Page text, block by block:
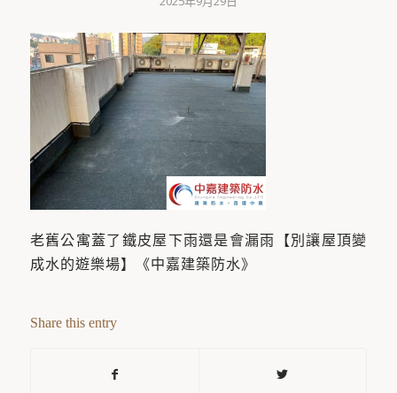
老舊公寓蓋了鐵皮屋下雨還是會漏雨【別讓屋頂變
成水的遊樂場】《中嘉建築防水》
Share this entry